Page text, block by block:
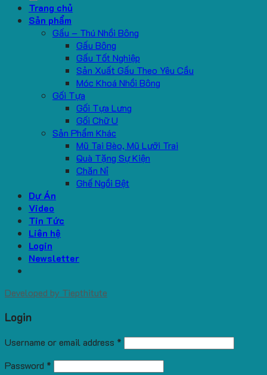
Trang chủ
Sản phẩm
Gấu – Thú Nhồi Bông
Gấu Bông
Gấu Tốt Nghiệp
Sản Xuất Gấu Theo Yêu Cầu
Móc Khoá Nhồi Bông
Gối Tựa
Gối Tựa Lưng
Gối Chữ U
Sản Phẩm Khác
Mũ Tai Bèo, Mũ Lưỡi Trai
Quà Tặng Sự Kiện
Chăn Nỉ
Ghế Ngồi Bệt
Dự Án
Video
Tin Tức
Liên hệ
Login
Newsletter
Developed by Tiepthitute
Login
Username or email address *
Password *